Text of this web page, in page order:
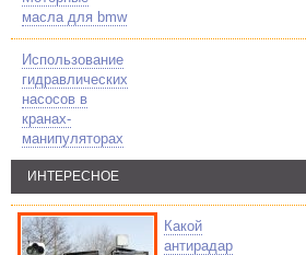
масла для bmw
Использование
гидравлических
насосов в
кранах-
манипуляторах
ИНТЕРЕСНОЕ
Какой
антирадар